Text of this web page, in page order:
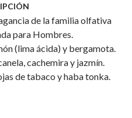
de la familia olfativa
para Hombres.
(lima ácida) y bergamota.
cachemira y jazmín.
de tabaco y haba tonka.